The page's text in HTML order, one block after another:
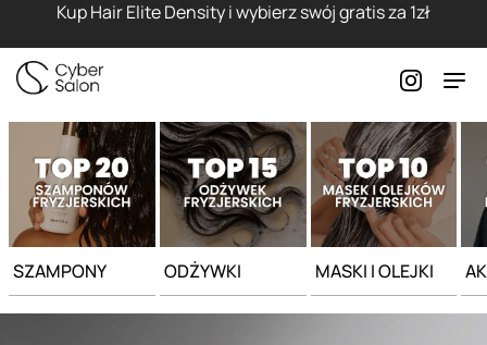
Kup Hair Elite Density i wybierz swój gratis za 1zł
SZAMPONY ODŻYWKI MASKI I OLEJKI
Strona główna - Cyber Salon